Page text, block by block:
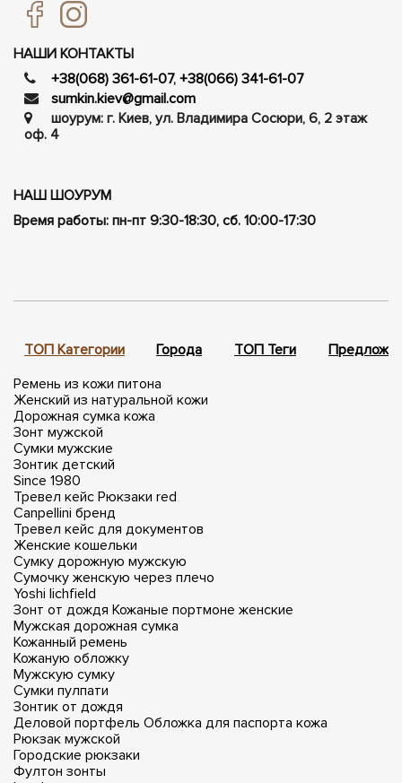
НАШИ КОНТАКТЫ
+38(068) 361-61-07, +38(066) 341-61-07
sumkin.kiev@gmail.com
шоурум: г. Киев, ул. Владимира Сосюри, ​​6, 2 этаж
оф. 4
НАШ ШОУРУМ
Время работы: пн-пт 9:30-18:30, сб. 10:00-17:30
ТОП Категории Города ТОП Теги
Ремень из кожи питона
Женский из натуральной кожи
Дорожная сумка кожа
Зонт мужской
Сумки мужские
Зонтик детский
Since 1980
Тревел кейс Рюкзаки red
Canpellini бренд
Тревел кейс для документов
Женские кошельки
Сумку дорожную мужскую
Сумочку женскую через плечо
Yoshi lichfield
Зонт от дождя Кожаные портмоне женские
Мужская дорожная сумка
Кожанный ремень
Кожаную обложку
Мужскую сумку
Сумки пулпати
Зонтик от дождя
Деловой портфель Обложка для паспорта кожа
Рюкзак мужской
Городские рюкзаки
Фултон зонты